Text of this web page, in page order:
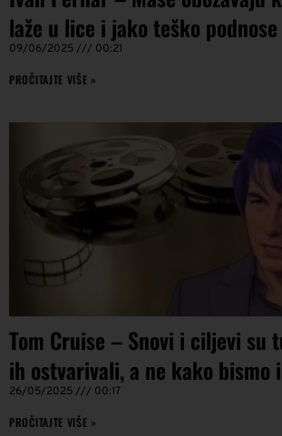
laže u lice i jako teško
09/06/2025 00:21
PROČITAJTE VIŠE »
Tom Cruise – Snovi i ciljevi su
ih ostvarivali, a ne kako bismo
26/05/2025 00:17
PROČITAJTE VIŠE »